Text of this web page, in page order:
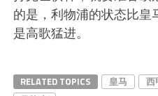
的是，利物浦的状态比
是高歌猛进。
RELATED TOPICS 皇马 西